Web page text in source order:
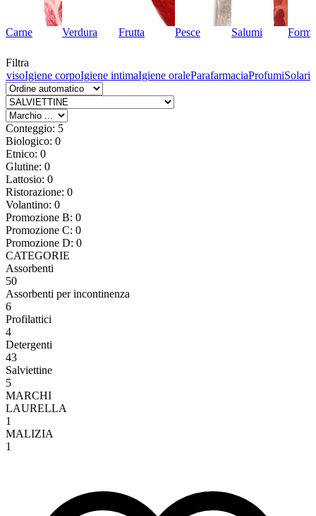
Carne Verdura Frutta Pesce Salumi
Filtra
visoIgiene corpoIgiene intimaIgiene oraleParafarmaciaProfumiSolari
Conteggio: 5
Biologico: 0
Etnico: 0
Glutine: 0
Lattosio: 0
Ristorazione: 0
Volantino: 0
Promozione B: 0
Promozione C: 0
Promozione D: 0
CATEGORIE
Assorbenti
50
Assorbenti per incontinenza
6
Profilattici
4
Detergenti
43
Salviettine
5
MARCHI
LAURELLA
1
MALIZIA
1